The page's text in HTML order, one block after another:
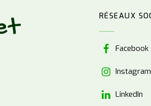
RÉSEAUX
Facebook
Instagram
LinkedIn